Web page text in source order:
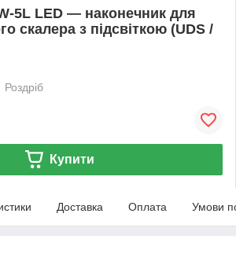
5L LED — наконечник для
скалера з підсвіткою (UDS /
Роздріб
Купити
Доставка Оплата Умови